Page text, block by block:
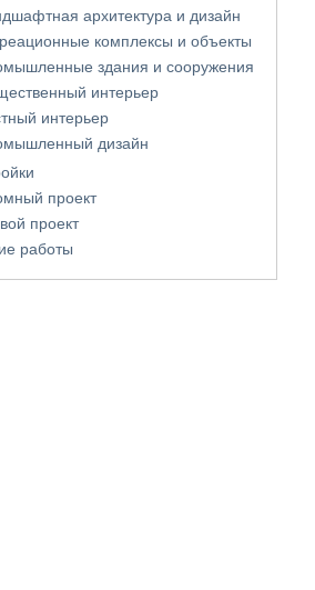
архитектура и дизайн
комплексы и объекты
здания и сооружения
интерьер
интерьер
дизайн
проект
проект
работы